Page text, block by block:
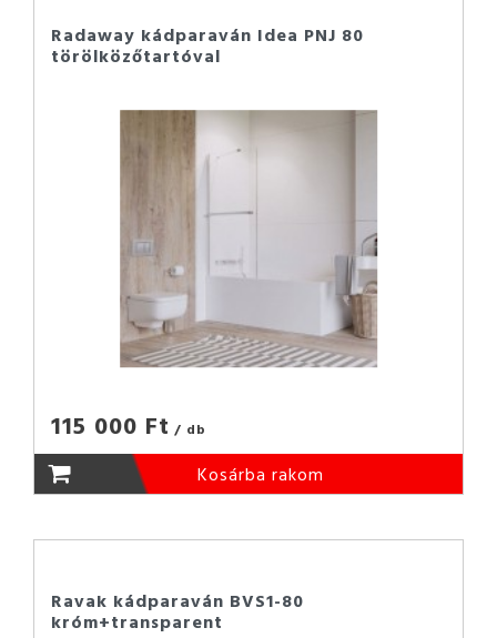
Radaway kádparaván Idea PNJ 80
törölközőtartóval
115 000 Ft / db
Kosárba rakom
Ravak kádparaván BVS1-80
króm+transparent